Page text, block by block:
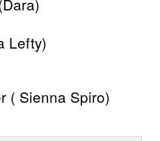
Lefty)
( Sienna Spiro)